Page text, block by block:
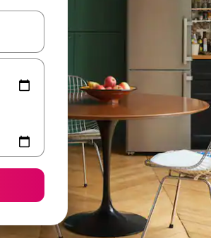
med upp- och nedåtpilarna eller utforska